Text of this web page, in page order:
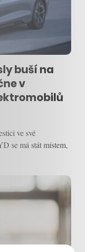
buší na
v
ve své
se má stát místem,